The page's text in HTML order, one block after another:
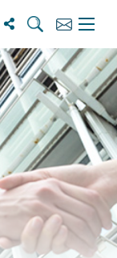
搜尋 訂閱主選